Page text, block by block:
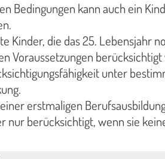
Bedingungen kann auch ein
Kinder, die das 25. Lebensjahr
Voraussetzungen
unter
erstmaligen
nur berücksichtigt, wenn sie